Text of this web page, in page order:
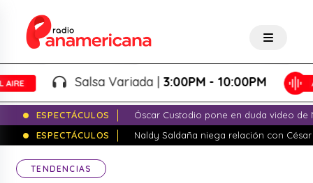
Salsa Variada |3:00PM - 10:00PM
ESPECTÁCULOS
Óscar Custodio pone en duda video de
ESPECTÁCULOS
Naldy Saldaña niega relación con
TENDENCIAS